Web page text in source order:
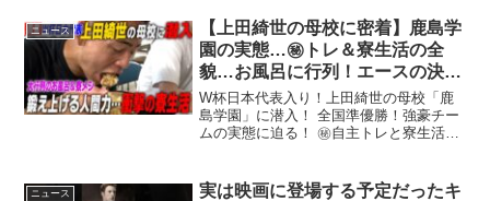
ニュース
【上田綺世の母校に密着】鹿島学
園の実態…㊙︎トレ＆寮生活の全
貌…お風呂に行列！エースの決意
【鍛え上げる人間力】｜名門のオ
キテ！鹿島学園高校編 エピソー
ド③
W杯日本代表入り！上田綺世の母校「鹿
島学園」に潜入！ 全国準優勝！強豪チー
ムの実態に迫る！ ㊙︎自主トレと寮生活に
ニュース
実は映画に登場する予定だったキ